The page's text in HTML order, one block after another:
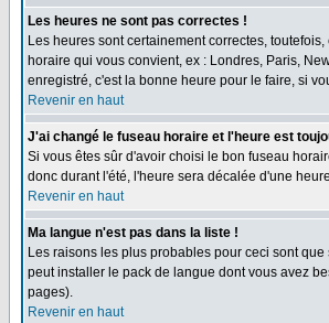
Les heures ne sont pas correctes !
Les heures sont certainement correctes,
horaire qui vous convient, ex : Londres, Paris,
enregistré, c'est la bonne heure pour le faire, si
Revenir en haut
J'ai changé le fuseau horaire et l'heure est
Si vous êtes sûr d'avoir choisi le bon fuseau
donc durant l'été, l'heure sera décalée d'une
Revenir en haut
Ma langue n'est pas dans la liste !
Les raisons les plus probables pour ceci sont
peut installer le pack de langue dont vous avez
pages).
Revenir en haut